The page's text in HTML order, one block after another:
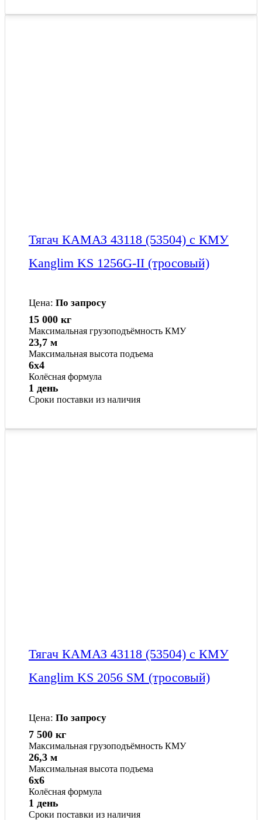
Тягач КАМАЗ 43118 (53504) с КМУ
Kanglim KS 1256G-II (тросовый)
Цена: По запросу
Максимальная грузоподъёмность КМУ
15 000 кг
Максимальная высота подъема
23,7 м
Колёсная формула
6x4
Сроки поставки из наличия
1 день
Тягач КАМАЗ 43118 (53504) с КМУ
Kanglim KS 2056 SM (тросовый)
Цена: По запросу
Максимальная грузоподъёмность КМУ
7 500 кг
Максимальная высота подъема
26,3 м
Колёсная формула
6x6
Сроки поставки из наличия
1 день